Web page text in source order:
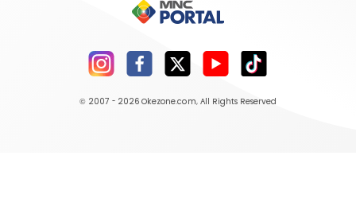
© 2007 - 2026 Okezone.com, All Rights Reserved